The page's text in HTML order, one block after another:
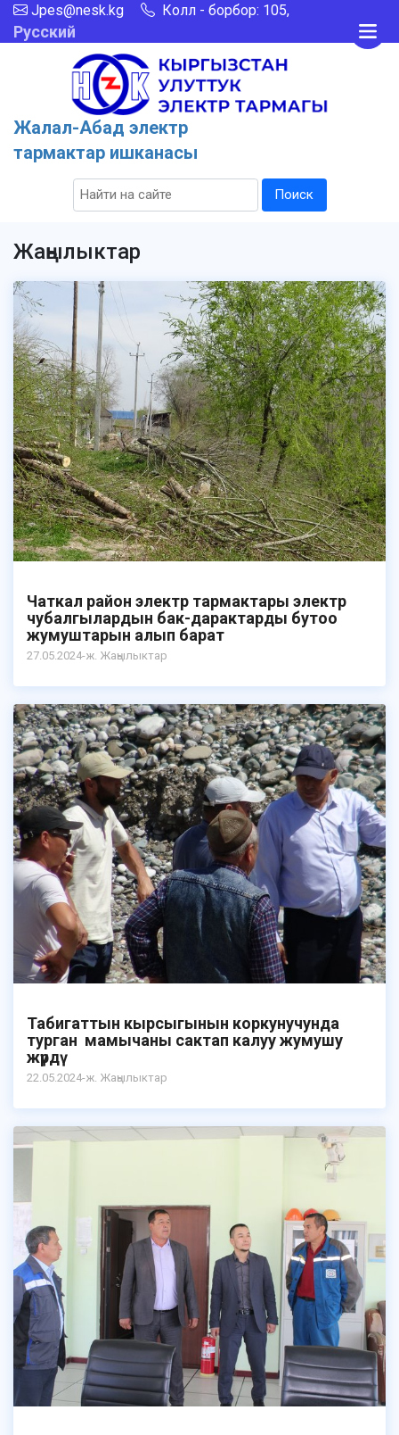
Jpes@nesk.kg Колл - борбор: 105,
Русский
Жалал-Абад электр
тармактар ишканасы
Поиск
Жаңылыктар
Чаткал район электр тармактары электр
чубалгылардын бак-дарактарды бутоо
жумуштарын алып барат
27.05.2024-ж. Жаңылыктар
Табигаттын кырсыгынын коркунучунда
турган мамычаны сактап калуу жумушу
жүрдү
22.05.2024-ж. Жаңылыктар